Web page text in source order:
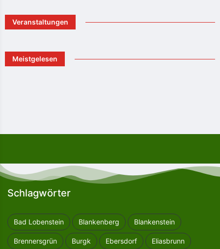
Veranstaltungen
Meistgelesen
Schlagwörter
Bad Lobenstein Blankenberg Blankenstein
Brennersgrün Burgk Ebersdorf Eliasbrunn